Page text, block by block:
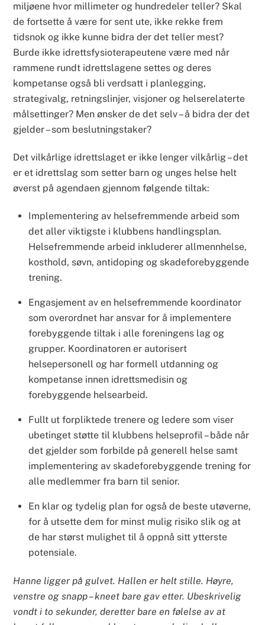
miljøene hvor millimeter og hundredeler teller? Skal
de fortsette å være for sent ute, ikke rekke frem
tidsnok og ikke kunne bidra der det teller mest?
Burde ikke idrettsfysioterapeutene være med når
rammene rundt idrettslagene settes og deres
kompetanse også bli verdsatt i planlegging,
strategivalg, retningslinjer, visjoner og helserelaterte
målsettinger? Men ønsker de det selv – å bidra der det
gjelder – som beslutningstaker?
Det vilkårlige idrettslaget er ikke lenger vilkårlig – det
er et idrettslag som setter barn og unges helse helt
øverst på agendaen gjennom følgende tiltak:
Implementering av helsefremmende arbeid som
det aller viktigste i klubbens handlingsplan.
Helsefremmende arbeid inkluderer allmennhelse,
kosthold, søvn, antidoping og skadeforebyggende
trening.
Engasjement av en helsefremmende koordinator
som overordnet har ansvar for å implementere
forebyggende tiltak i alle foreningens lag og
grupper. Koordinatoren er autorisert
helsepersonell og har formell utdanning og
kompetanse innen idrettsmedisin og
forebyggende helsearbeid.
Fullt ut forpliktede trenere og ledere som viser
ubetinget støtte til klubbens helseprofil – både når
det gjelder som forbilde på generell helse samt
implementering av skadeforebyggende trening for
alle medlemmer fra barn til senior.
En klar og tydelig plan for også de beste utøverne,
for å utsette dem for minst mulig risiko slik og at
de har størst mulighet til å oppnå sitt ytterste
potensiale.
Hanne ligger på gulvet. Hallen er helt stille. Høyre,
venstre og snapp – kneet bare gav etter. Ubeskrivelig
vondt i to sekunder, deretter bare en følelse av at